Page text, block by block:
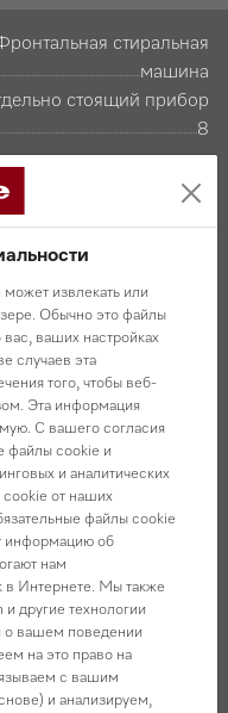
стиральная
машина
стоящий прибор
8
1400
извлекать или
Обычно это файлы
ваших настройках
случаев эта
того, чтобы веб-
Эта информация
С вашего согласия
файлы cookie и
и аналитических
от наших
файлы cookie
информацию об
нам
в Интернете. Мы также
другие технологии
о вашем поведении
на это право на
с вашим
и анализируем,